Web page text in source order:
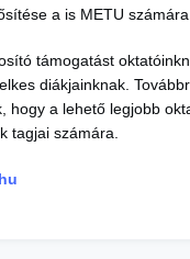
a is METU számára.
támogatást
diákjainknak.
hogy a lehető legjobb
tagjai számára.